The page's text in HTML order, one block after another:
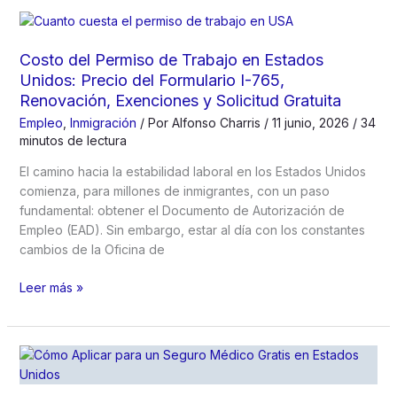
Días
USCIS,
Seguimiento
Caso
y
Cómo
Reducir
Retrasos
en
2026
Costo del Permiso de Trabajo en Estados
Unidos: Precio del Formulario I-765,
Renovación, Exenciones y Solicitud Gratuita
Empleo Inmigración / Por Alfonso Charris / 11 junio, 2026 / 34
minutos de lectura
El camino hacia la estabilidad laboral en los Estados Unidos
comienza, para millones de inmigrantes, con un paso
fundamental: obtener el Documento de Autorización de
Empleo (EAD). Sin embargo, estar al día con los constantes
cambios de la Oficina de
Costo
Permiso
de
Trabajo
en
Leer más »